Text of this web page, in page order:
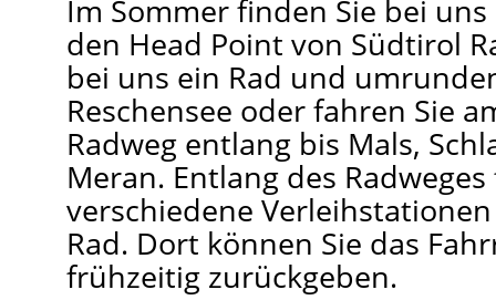
Im Sommer finden Sie bei uns
den Head Point von Südtirol
bei uns ein Rad und
Reschensee oder fahren Sie
Radweg entlang bis Mals,
Meran. Entlang des
verschiedene
Rad. Dort können Sie das
frühzeitig zurückgeben.